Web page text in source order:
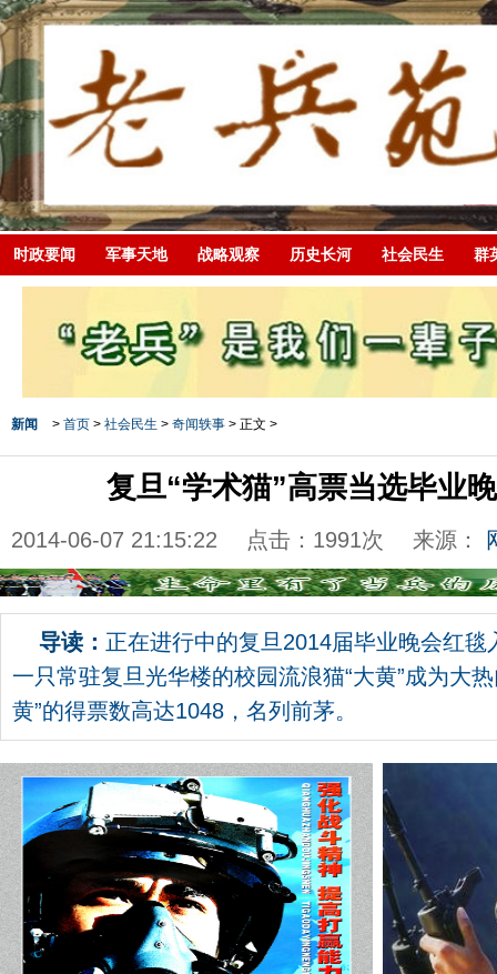
时政要闻 军事天地 战略观察 历史长河 社会民生 群
新闻 > 首页 > 社会民生 > 奇闻轶事 > 正文 >
复旦“学术猫”高票当选毕业
2014-06-07 21:15:22 点击： 1991次 来源：
导读： 正在进行中的复旦2014届毕业晚会红
一只常驻复旦光华楼的校园流浪猫“大黄”成为大
黄”的得票数高达1048，名列前茅。